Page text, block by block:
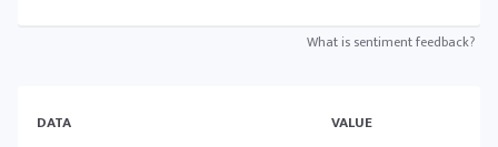
What is sentiment feedback?
DATA
VALUE